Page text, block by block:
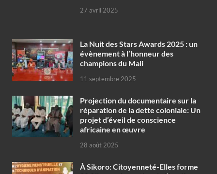
27 avril 2025
‎La Nuit des Stars Awards 2025 : un
évènement à l’honneur des
champions du Mali
11 septembre 2025
Projection du documentaire sur la
réparation de la dette coloniale: Un
projet d’éveil de conscience
africaine en œuvre‎
28 août 2025
À Sikoro: Citoyenneté-Elles forme